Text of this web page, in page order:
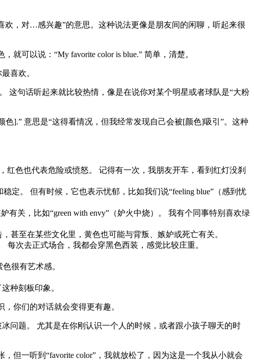
欢，对…感兴趣”的意思。这种说法更像是朋友间的闲聊，听起来很
就可以说：“My favorite color is blue.” 简单，清楚。
喜欢。
这句话听起来就比较热情，像是在说你对某个明星或者球队是“大粉
色].” 意思是“这得看情况，但我经常发现自己会被[颜色]吸引”。这种
红色也代表危险或愤怒。 记得有一次，我朋友开车，看到红灯没刹
定。 但有时候，它也表示忧郁，比如我们说“feeling blue”（感到忧
关，比如“green with envy”（妒火中烧）。 我有个同事特别喜欢绿
甚至在某些文化里，黄色也可能与背叛、嫉妒或死亡有关。
每次去正式场合，我都会穿黑色西装，感觉比较庄重。
很有艺术感。
种刻板印象。
你们的对话就会变得更有趣。
问题。 尤其是在你刚认识一个人的时候，或者跟小孩子聊天的时
但一听到“favorite color”，我就放松了，因为这是一个我从小就会